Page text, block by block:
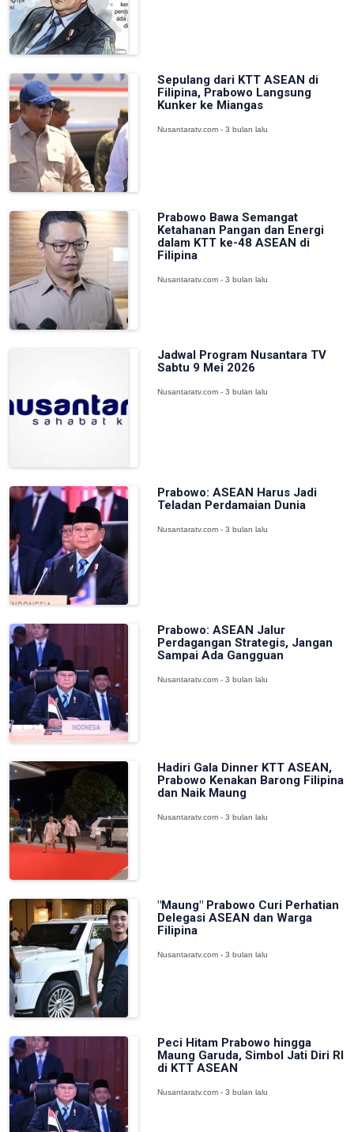
Sepulang dari KTT ASEAN di
Filipina, Prabowo Langsung
Kunker ke Miangas
Nusantaratv.com - 3 bulan lalu
Prabowo Bawa Semangat
Ketahanan Pangan dan Energi
dalam KTT ke-48 ASEAN di
Filipina
Nusantaratv.com - 3 bulan lalu
Jadwal Program Nusantara TV
Sabtu 9 Mei 2026
Nusantaratv.com - 3 bulan lalu
Prabowo: ASEAN Harus Jadi
Teladan Perdamaian Dunia
Nusantaratv.com - 3 bulan lalu
Prabowo: ASEAN Jalur
Perdagangan Strategis, Jangan
Sampai Ada Gangguan
Nusantaratv.com - 3 bulan lalu
Hadiri Gala Dinner KTT ASEAN,
Prabowo Kenakan Barong Filipina
dan Naik Maung
Nusantaratv.com - 3 bulan lalu
"Maung" Prabowo Curi Perhatian
Delegasi ASEAN dan Warga
Filipina
Nusantaratv.com - 3 bulan lalu
Peci Hitam Prabowo hingga
Maung Garuda, Simbol Jati Diri RI
di KTT ASEAN
Nusantaratv.com - 3 bulan lalu